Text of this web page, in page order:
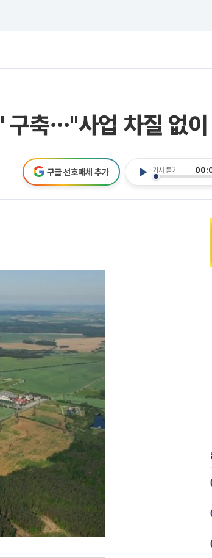
구축⋯"사업 차질 없
기사 듣기
구글 선호매체 추가